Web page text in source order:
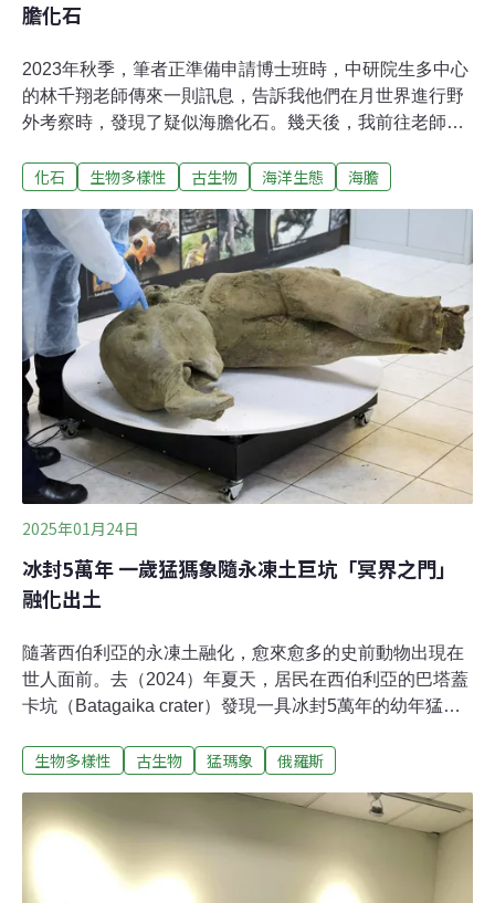
膽化石
2023年秋季，筆者正準備申請博士班時，中研院生多中心
的林千翔老師傳來一則訊息，告訴我他們在月世界進行野
外考察時，發現了疑似海膽化石。幾天後，我前往老師的
石在一般人的審美觀下雖然稱不上美麗，甚至可說醜陋無
過這類化石的產狀與保存狀況。經過一年多的研究，我與
林千翔老師及台大地質系的林日白老師合作，將這一海膽
富集層的發現發表於國際古生物學期刊《Geobios》，並
探討這批標本的重要古環境與地質意義。惡地變寶地 深海
古生物的秘境說到高雄田寮的「月世界」，許多人應該都
不陌生。當地地勢陡峭，坡地光禿，呈現尖峰利脊、溝壑
交錯的地貌，如同月球表面，因此得名。月世界所屬的
「古亭坑層」，形成於約500萬至100萬年前，當時這片土
地仍沉沒在台灣西南方的深海之下。
化石 生物多樣性 古生物 海洋生態 海膽
2025年01月24日
冰封5萬年 一歲猛獁象隨永凍土巨坑「冥界之門」
融化出土
隨著西伯利亞的永凍土融化，愈來愈多的史前動物出現在
世人面前。去（2024）年夏天，居民在西伯利亞的巴塔蓋
卡坑（Batagaika crater）發現一具冰封5萬年的幼年猛獁
（Yana）。雅娜體重超過110公斤，高約120公分，長200
時，牠幾乎已經完全解凍。巴塔蓋卡坑在1970年代形成，
起初只是塌陷地，但周圍的森林遭砍伐殆盡，地下的永凍
土開始融化。巴塔蓋卡坑隨著暖化逐漸融化、擴大，成為
世界最大的永凍土融坑。當地人稱為「冥界之門」。拉扎
生物多樣性 古生物 猛瑪象 俄羅斯